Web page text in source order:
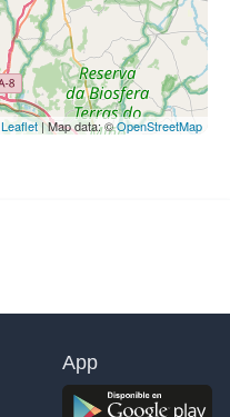
Leaflet| Map data: ©OpenStreetMap
App